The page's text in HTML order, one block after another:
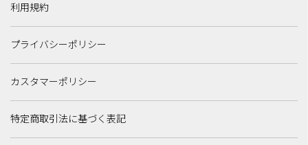
利用規約
プライバシーポリシー
カスタマーポリシー
特定商取引法に基づく表記